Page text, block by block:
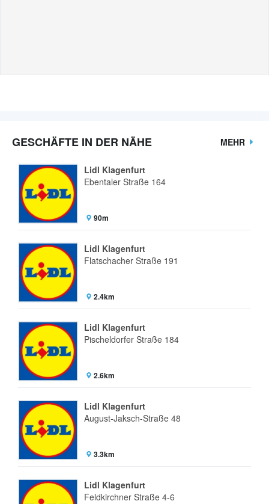
GESCHÄFTE IN DER NÄHE MEHR
Lidl Klagenfurt
Ebentaler Straße 164
90m
Lidl Klagenfurt
Flatschacher Straße 191
2.4km
Lidl Klagenfurt
Pischeldorfer Straße 184
2.6km
Lidl Klagenfurt
August-Jaksch-Straße 48
3.3km
Lidl Klagenfurt
Feldkirchner Straße 4-6